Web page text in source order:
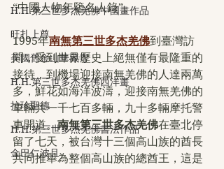
H.H.第三世多杰羌佛中國畫作品
旺扎上尊
美國舊金山華藏寺
H.H.第三世多杰羌佛西洋畫
拉珍聖德
H.H.第三世多杰羌佛書法作品
金巴仁波且
“中國人物年鑒名人錄”。
1995年南無第三世多杰羌佛到臺灣訪
問，受到世界歷史上絕無僅有最隆重的
接待，到機場迎接南無羌佛的人達兩萬
多，鮮花如海洋波濤，迎接南無羌佛的
車輛共一千七百多輛，九十多輛摩托警
車開道。南無第三世多杰羌佛在臺北停
留了七天，被台灣十三個高山族的酋長
共同推舉為整個高山族的總酋王，這是